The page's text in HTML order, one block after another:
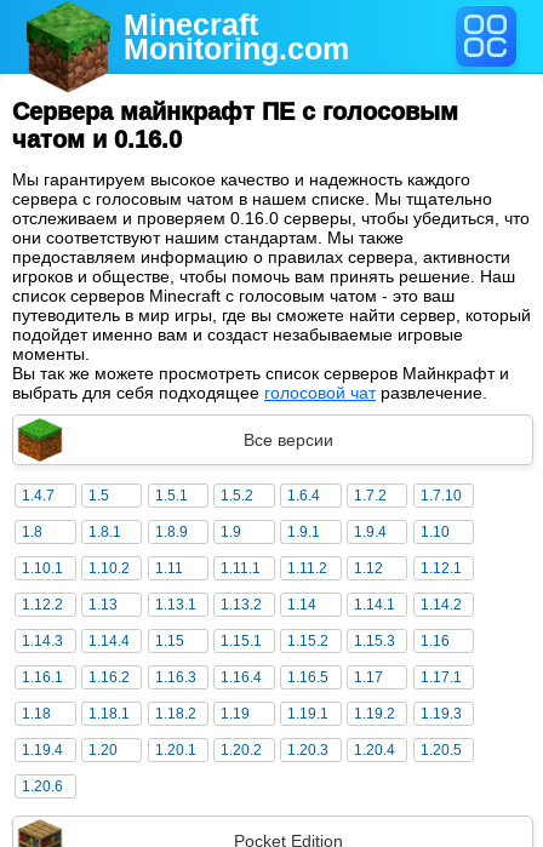
Minecraft
Monitoring.com
Сервера майнкрафт ПЕ с голосовым
чатом и 0.16.0
Мы гарантируем высокое качество и надежность каждого
сервера с голосовым чатом в нашем списке. Мы тщательно
отслеживаем и проверяем 0.16.0 серверы, чтобы убедиться, что
они соответствуют нашим стандартам. Мы также
предоставляем информацию о правилах сервера, активности
игроков и обществе, чтобы помочь вам принять решение. Наш
список серверов Minecraft с голосовым чатом - это ваш
путеводитель в мир игры, где вы сможете найти сервер, который
подойдет именно вам и создаст незабываемые игровые
моменты.
Вы так же можете просмотреть список серверов Майнкрафт и
выбрать для себя подходящее голосовой чатразвлечение.
Все версии
1.4.7 1.5 1.5.1 1.5.2 1.6.4 1.7.2 1.7.10
1.8 1.8.1 1.8.9 1.9 1.9.1 1.9.4 1.10
1.10.1 1.10.2 1.11 1.11.1 1.11.2 1.12 1.12.1
1.12.2 1.13 1.13.1 1.13.2 1.14 1.14.1 1.14.2
1.14.3 1.14.4 1.15 1.15.1 1.15.2 1.15.3 1.16
1.16.1 1.16.2 1.16.3 1.16.4 1.16.5 1.17 1.17.1
1.18 1.18.1 1.18.2 1.19 1.19.1 1.19.2 1.19.3
1.19.4 1.20 1.20.1 1.20.2 1.20.3 1.20.4 1.20.5
1.20.6
Pocket Edition